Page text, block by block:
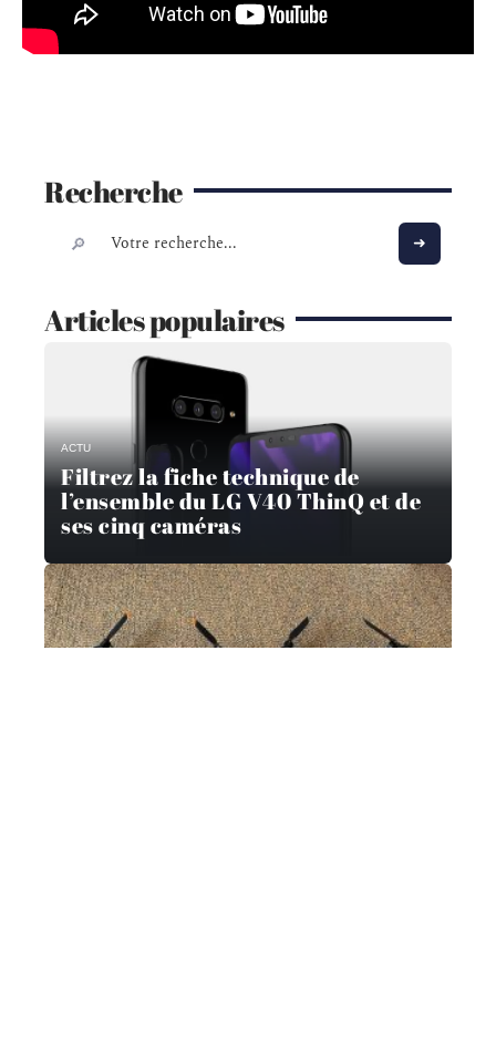
Recherche
Articles populaires
ACTU
Filtrez la fiche technique de
l’ensemble du LG V40 ThinQ et de
ses cinq caméras